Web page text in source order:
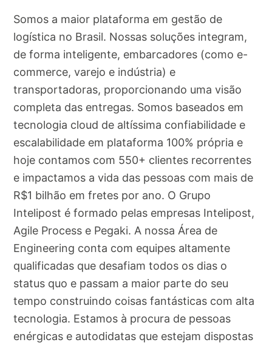
Somos a maior plataforma em gestão de
logística no Brasil. Nossas soluções integram,
de forma inteligente, embarcadores (como e-
commerce, varejo e indústria) e
transportadoras, proporcionando uma visão
completa das entregas. Somos baseados em
tecnologia cloud de altíssima confiabilidade e
escalabilidade em plataforma 100% própria e
hoje contamos com 550+ clientes recorrentes
e impactamos a vida das pessoas com mais de
R$1 bilhão em fretes por ano. O Grupo
Intelipost é formado pelas empresas Intelipost,
Agile Process e Pegaki. A nossa Área de
Engineering conta com equipes altamente
qualificadas que desafiam todos os dias o
status quo e passam a maior parte do seu
tempo construindo coisas fantásticas com alta
tecnologia. Estamos à procura de pessoas
enérgicas e autodidatas que estejam dispostas